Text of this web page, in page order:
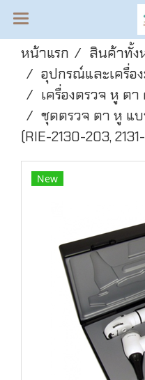
หน้าแรก
สินค้าทั้ง
อุปกรณ์และเครื่อ
เครื่องตรวจ หู ต
ชุดตรวจ ตา หู แ
(RIE-2130-203,
New